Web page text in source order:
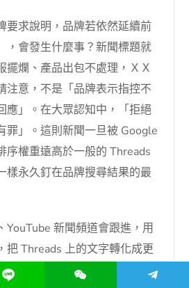
要求說明，品牌若依然延續前
，會發生什麼事？新聞標題就
擺爛、產品出包不處理，ＸＸ
注意，不是「品牌表示指控不
應」。在大眾認知中，「拒絕
罪」。這則新聞一旦被 Google
序權重遠高於一般的 Threads
樣永久釘在品牌搜尋結果的最
YouTube 新聞頻道會跟進，用
把 Threads 上的文字轉化成更
。到這個階段，就算品牌終於